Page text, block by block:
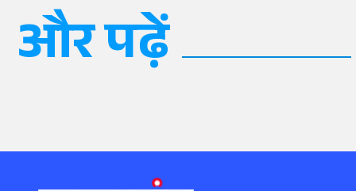
और पढ़ें